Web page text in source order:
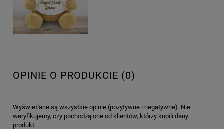
OPINIE O PRODUKCIE (0)
Wyświetlane są wszystkie opinie (pozytywne i negatywne). Nie
weryfikujemy, czy pochodzą one od klientów, którzy kupili dany
produkt.